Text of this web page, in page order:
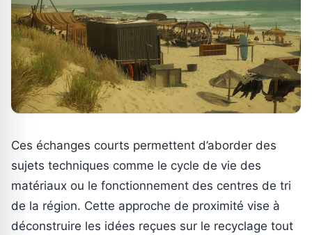
Ces échanges courts permettent d’aborder des
sujets techniques comme le cycle de vie des
matériaux ou le fonctionnement des centres de tri
de la région. Cette approche de proximité vise à
déconstruire les idées reçues sur le recyclage tout